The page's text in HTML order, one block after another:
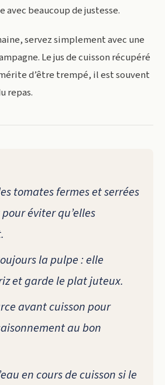
avec beaucoup de justesse.
servez simplement avec une
Le jus de cuisson récupéré
d’être trempé, il est souvent
repas.
tomates fermes et serrées
éviter qu’elles
la pulpe : elle
et garde le plat juteux.
avant cuisson pour
au bon
en cours de cuisson si le